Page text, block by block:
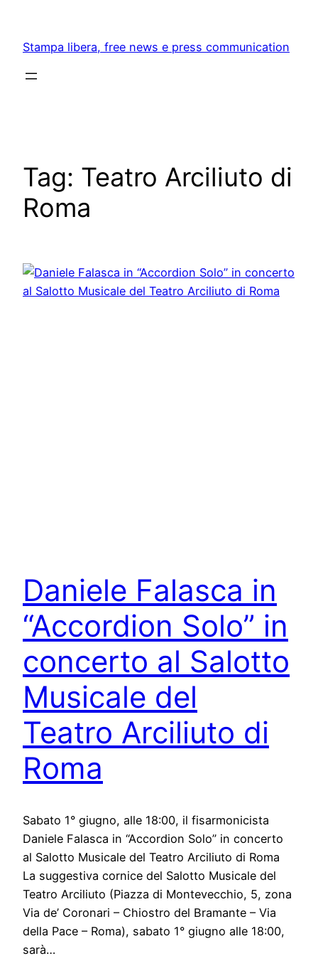
content
Stampa libera, free news e press communication
Tag: Teatro Arciliuto di
Roma
Daniele Falasca in
“Accordion Solo” in
concerto al Salotto
Musicale del
Teatro Arciliuto di
Roma
Sabato 1° giugno, alle 18:00, il fisarmonicista
Daniele Falasca in “Accordion Solo” in concerto
al Salotto Musicale del Teatro Arciliuto di Roma
La suggestiva cornice del Salotto Musicale del
Teatro Arciliuto (Piazza di Montevecchio, 5, zona
Via de’ Coronari – Chiostro del Bramante – Via
della Pace – Roma), sabato 1° giugno alle 18:00,
sarà…